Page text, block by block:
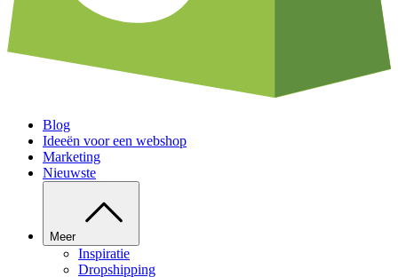
Blog
Ideeën voor een webshop
Marketing
Nieuwste
Meer
Inspiratie
Dropshipping